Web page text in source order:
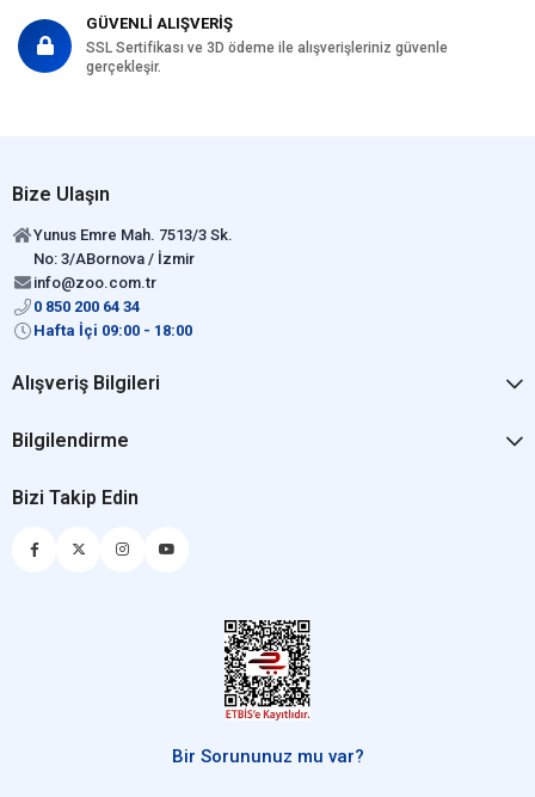
GÜVENLİ ALIŞVERİŞ
SSL Sertifikası ve 3D ödeme ile alışverişleriniz güvenle
gerçekleşir.
Bize Ulaşın
Yunus Emre Mah. 7513/3 Sk.
No: 3/ABornova / İzmir
info@zoo.com.tr
0 850 200 64 34
Hafta İçi 09:00 - 18:00
Alışveriş Bilgileri
Bilgilendirme
Bizi Takip Edin
Bir Sorununuz mu var?